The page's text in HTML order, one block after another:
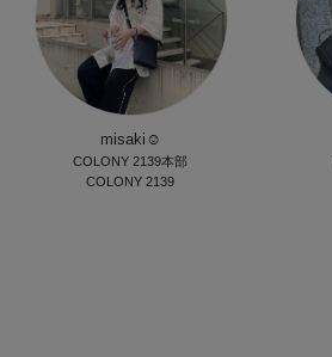
misaki☺︎
COLONY 2139本部
COLONY 2139